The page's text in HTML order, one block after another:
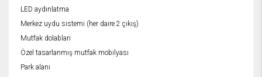
LED aydınlatma
Merkez uydu sistemi (her daire 2 çıkış)
Mutfak dolabları
Özel tasarlanmış mutfak mobilyası
Park alanı